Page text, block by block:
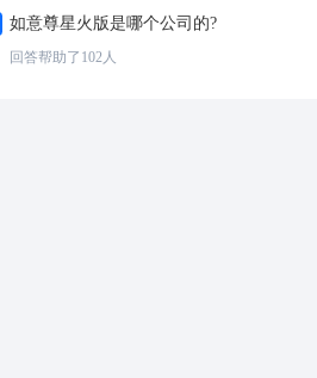
如意尊星火版是哪个公司的?
回答帮助了 102人